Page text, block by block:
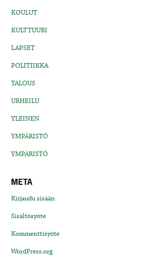
KOULUT
KULTTUURI
LAPSET
POLITIIKKA
TALOUS
URHEILU
YLEINEN
YMPÄRISTÖ
YMPÄRISTÖ
META
Kirjaudu sisään
Sisältösyöte
Kommenttisyöte
WordPress.org